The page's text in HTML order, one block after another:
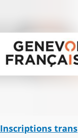
Inscriptions